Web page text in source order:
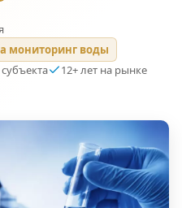
мониторинг воды
12+ лет на рынке